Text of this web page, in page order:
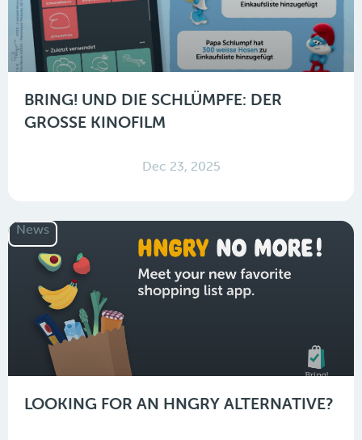
BRING! UND DIE SCHLÜMPFE: DER
GROSSE KINOFILM
Dec 23, 2025
News
LOOKING FOR AN HNGRY ALTERNATIVE?